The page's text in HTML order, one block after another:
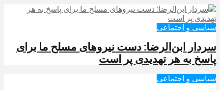
سیاسی و اجتماعی
سردار ابن‌الرضا: دست نیروهای مسلح ما برای
پاسخ به هر تهدیدی پر است
سیاسی و اجتماعی